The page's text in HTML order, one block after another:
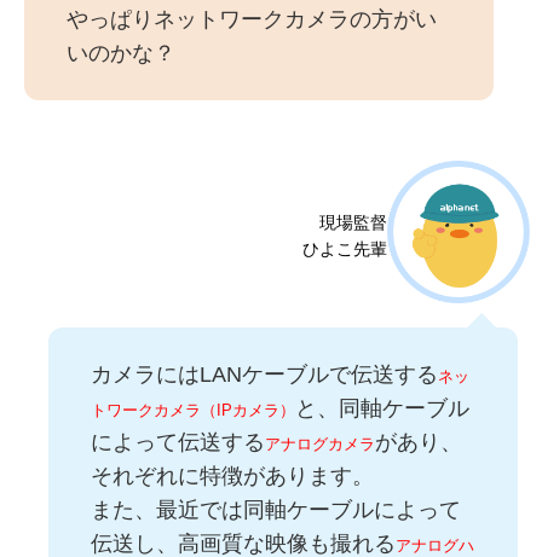
やっぱりネットワークカメラの方がい
いのかな？
現場監督
ひよこ先輩
カメラにはLANケーブルで伝送する ネッ
トワークカメラ（IPカメラ）
と、同軸ケーブル
によって伝送する アナログカメラ があり、
それぞれに特徴があります。
また、最近では同軸ケーブルによって
伝送し、高画質な映像も撮れる アナログハ